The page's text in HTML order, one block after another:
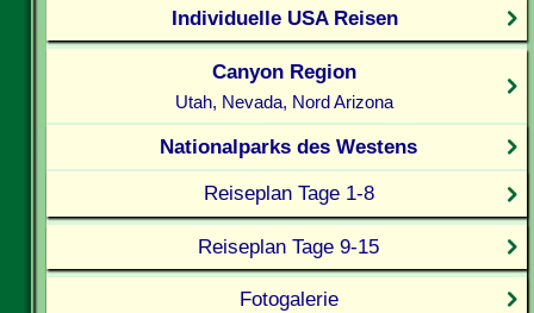
Individuelle USA Reisen
Canyon Region
Utah, Nevada, Nord Arizona
Nationalparks des Westens
Reiseplan Tage 1-8
Reiseplan Tage 9-15
Fotogalerie